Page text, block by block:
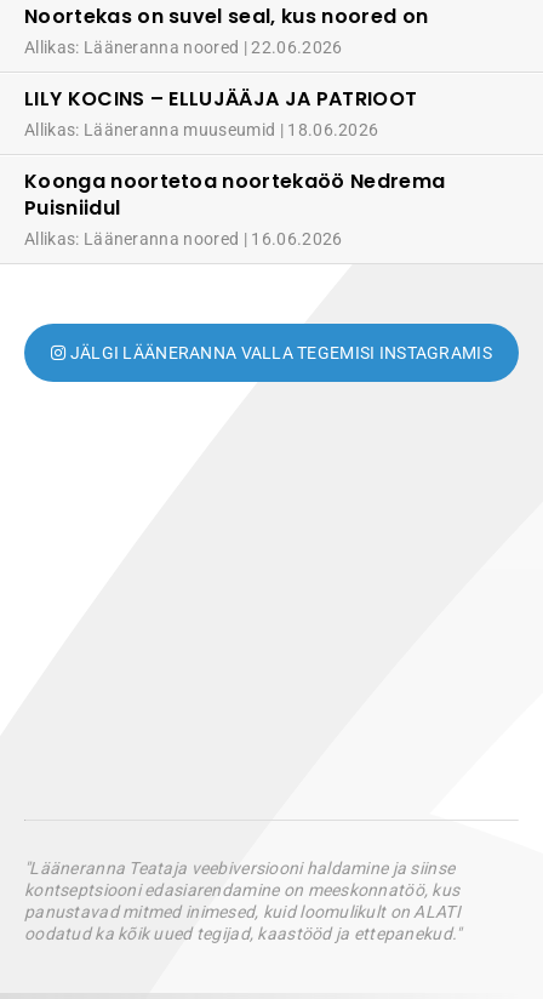
Noortekas on suvel seal, kus noored on
Allikas: Lääneranna noored 22.06.2026
LILY KOCINS – ELLUJÄÄJA JA PATRIOOT
Allikas: Lääneranna muuseumid 18.06.2026
Koonga noortetoa noortekaöö Nedrema
Puisniidul
Allikas: Lääneranna noored 16.06.2026
JÄLGI LÄÄNERANNA VALLA TEGEMISI INSTAGRAMIS
"Lääneranna Teataja veebiversiooni haldamine ja siinse
kontseptsiooni edasiarendamine on meeskonnatöö, kus
panustavad mitmed inimesed, kuid loomulikult on ALATI
oodatud ka kõik uued tegijad, kaastööd ja ettepanekud."